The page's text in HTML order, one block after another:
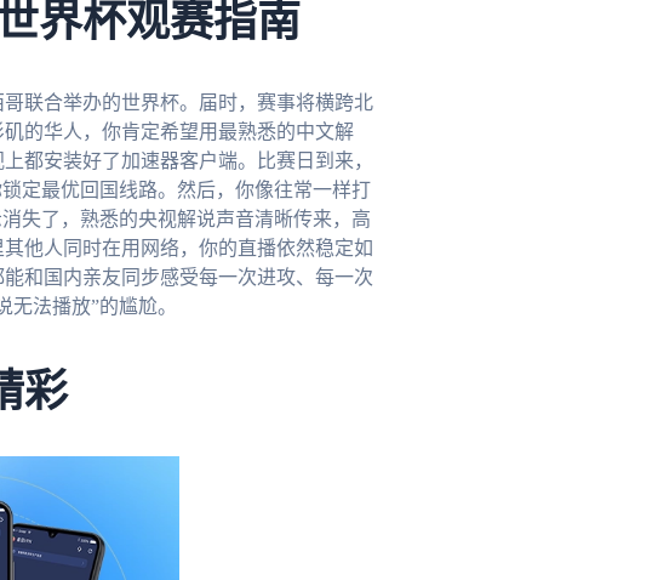
界杯观赛指南
联合举办的世界杯。届时，赛事将横跨北
的华人，你肯定希望用最熟悉的中文解
都安装好了加速器客户端。比赛日到来，
定最优回国线路。然后，你像往常一样打
失了，熟悉的央视解说声音清晰传来，高
他人同时在用网络，你的直播依然稳定如
和国内亲友同步感受每一次进攻、每一次
法播放”的尴尬。
彩